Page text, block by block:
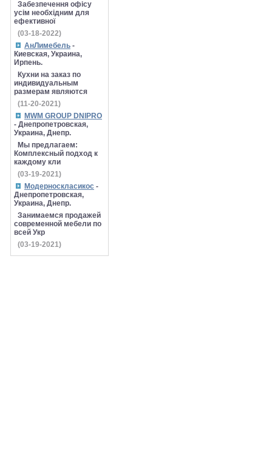
Забезпечення офісу
усім необхідним для
ефективної
(03-18-2022)
АнЛимебель -
Киевская, Украина,
Ирпень.
Кухни на заказ по
индивидуальным
размерам являются
(11-20-2021)
MWM GROUP DNIPRO
- Днепропетровская,
Украина, Днепр.
Мы предлагаем:
Комплексный подход к
каждому кли
(03-19-2021)
Модерноскласикос -
Днепропетровская,
Украина, Днепр.
Занимаемся продажей
современной мебели по
всей Укр
(03-19-2021)